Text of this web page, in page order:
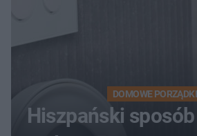
DOMOWE PORZĄDKI
Hiszpański